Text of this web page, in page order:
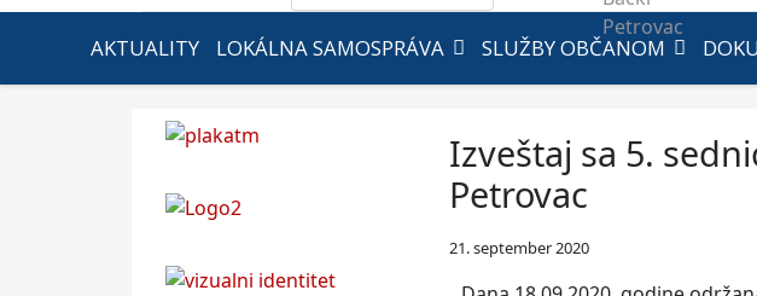
AKTUALITY LOKÁLNA SAMOSPRÁVA SLUŽBY OBČANOM
Izveštaj sa 5.
Petrovac
21. september 2020